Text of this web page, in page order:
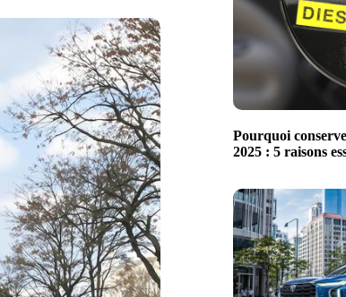
Pourquoi
2025 : 5 raisons